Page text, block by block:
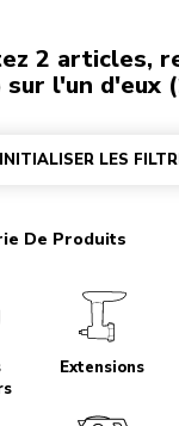
2 articles,
sur l'un d'eux
LES
De Produits
Extensions